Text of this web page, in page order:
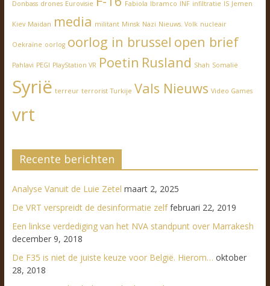
Donbass drones Eurovisie Fabiola Ibramco INF infiltratie IS Jemen
Kiev Maidan media militant Minsk Nazi Nieuws. Volk nucleair
Oekraïne oorlog oorlog in brussel open brief
Pahlavi PEGI PlayStation VR Poetin Rusland Shah Somalië
Syrië terreur terrorist Turkije Vals Nieuws Video Games
vrt
Recente berichten
Analyse Vanuit de Luie Zetel maart 2, 2025
De VRT verspreidt de desinformatie zelf februari 22, 2019
Een linkse verdediging van het NVA standpunt over Marrakesh
december 9, 2018
De F35 is niet de juiste keuze voor België. Hierom… oktober
28, 2018